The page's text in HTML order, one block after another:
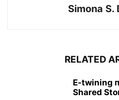
Simona S.
RELATED
E-twining
Shared